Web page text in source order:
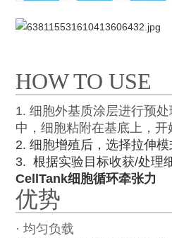
HOW TO USE
1. 细胞外基质涂层进行预
中，细胞粘附在基底上，开
2. 细胞增殖后，选择拉伸模
3. 根据实验目标收获/处理
CellTank细胞循环牵张力
优势
· 均匀负载